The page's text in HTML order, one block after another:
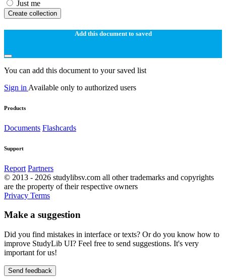
Just me
Create collection
Add this document to saved
You can add this document to your saved list
Sign in Available only to authorized users
Products
Documents Flashcards
Support
Report Partners
© 2013 - 2026 studylibsv.com all other trademarks and copyrights
are the property of their respective owners
Privacy Terms
Make a suggestion
Did you find mistakes in interface or texts? Or do you know how to
improve StudyLib UI? Feel free to send suggestions. It's very
important for us!
Send feedback